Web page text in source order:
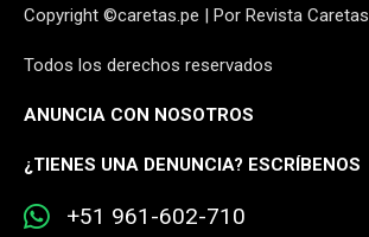
Copyright ©caretas.pe | Por Revista Caretas
Todos los derechos reservados
ANUNCIA CON NOSOTROS
¿TIENES UNA DENUNCIA? ESCRÍBENOS
+51 961-602-710